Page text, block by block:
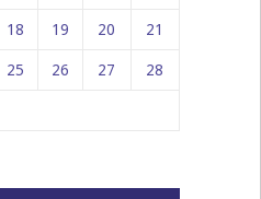
18 19 20 21
25 26 27 28